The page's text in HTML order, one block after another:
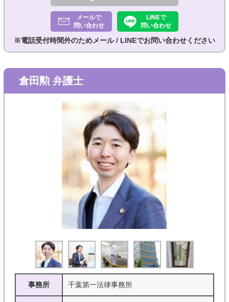
メールで
問い合わせ
LINEで
問い合わせ
※電話受付時間外のためメール / LINEでお問い合わせください
倉田勲 弁護士
事務所 千葉第一法律事務所